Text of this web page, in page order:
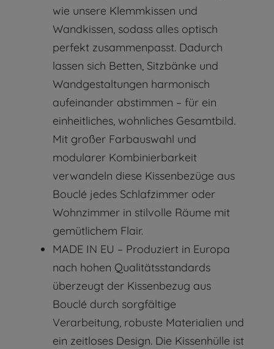
wie unsere Klemmkissen und
Wandkissen, sodass alles optisch
perfekt zusammenpasst. Dadurch
lassen sich Betten, Sitzbänke und
Wandgestaltungen harmonisch
aufeinander abstimmen – für ein
einheitliches, wohnliches Gesamtbild.
Mit großer Farbauswahl und
modularer Kombinierbarkeit
verwandeln diese Kissenbezüge aus
Bouclé jedes Schlafzimmer oder
Wohnzimmer in stilvolle Räume mit
gemütlichem Flair.
MADE IN EU – Produziert in Europa
nach hohen Qualitätsstandards
überzeugt der Kissenbezug aus
Bouclé durch sorgfältige
Verarbeitung, robuste Materialien und
ein zeitloses Design. Die Kissenhülle ist